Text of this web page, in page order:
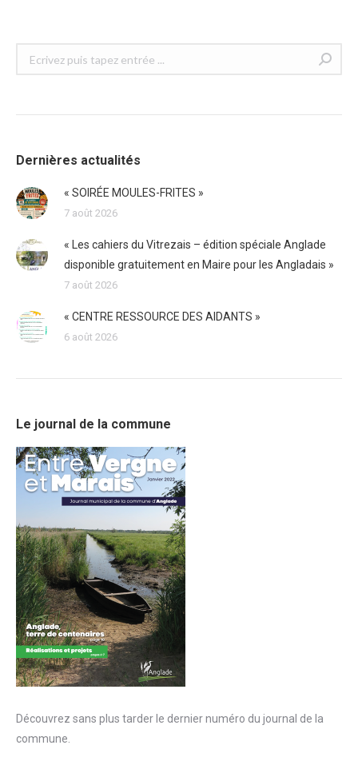
Dernières actualités
« SOIRÉE MOULES-FRITES »
7 août 2026
« Les cahiers du Vitrezais – édition spéciale Anglade
disponible gratuitement en Maire pour les Angladais »
7 août 2026
« CENTRE RESSOURCE DES AIDANTS »
6 août 2026
Le journal de la commune
Découvrez sans plus tarder le dernier numéro du journal de la
commune.